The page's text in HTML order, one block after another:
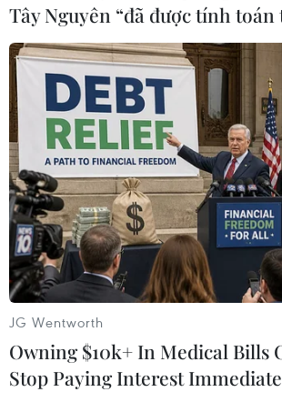
#Virus Corona #Tử vong
#Ca nhiễm
#Dịch bệnh viêm phổi
#Vũ Hán
Trung Quốc
Tây Nguyên “đã được tính toán
JG Wentworth
Owning $10k+ In Medical Bills
Stop Paying Interest